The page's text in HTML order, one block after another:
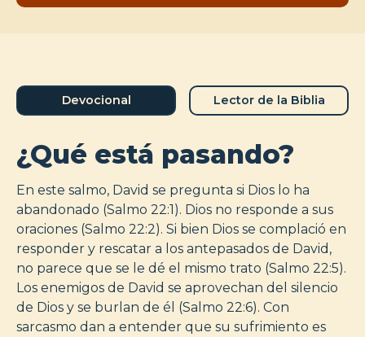
Devocional Lector de la Biblia
¿Qué está pasando?
En este salmo, David se pregunta si Dios lo ha
abandonado (Salmo 22:1). Dios no responde a sus
oraciones (Salmo 22:2). Si bien Dios se complació en
responder y rescatar a los antepasados de David,
no parece que se le dé el mismo trato (Salmo 22:5).
Los enemigos de David se aprovechan del silencio
de Dios y se burlan de él (Salmo 22:6). Con
sarcasmo dan a entender que su sufrimiento es